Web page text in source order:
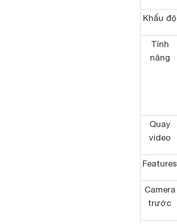
Khẩu độ
Tính
năng
Quay
video
Features
Camera
trước